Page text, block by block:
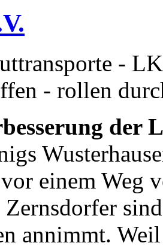
-
- rollen
der
einem Weg
Zernsdorfer
annimmt.